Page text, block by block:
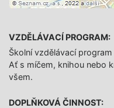
VZDĚLÁVACÍ PROGRAM:
Školní vzdělávací
Ať s míčem, knihou nebo
všem.
DOPLŇKOVÁ ČINNOST: